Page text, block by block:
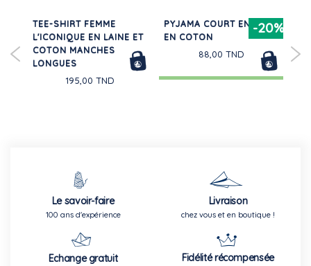
TEE-SHIRT FEMME
L'ICONIQUE EN LAINE ET
COTON MANCHES
LONGUES
195,00 TND
-20%
PYJAMA COURT ENFANT
EN COTON
88,00 TND
Le savoir-faire
100 ans d'expérience
Livraison
chez vous et en boutique !
Echange gratuit Fidélité récompensée